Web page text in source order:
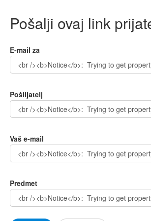
Pošalji ovaj link
E-mail za
Pošiljatelj
Vaš e-mail
Predmet